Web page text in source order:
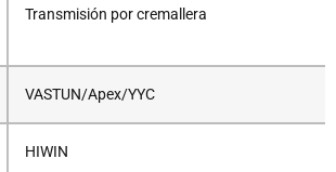
Transmisión por cremallera
VASTUN/Apex/YYC
HIWIN